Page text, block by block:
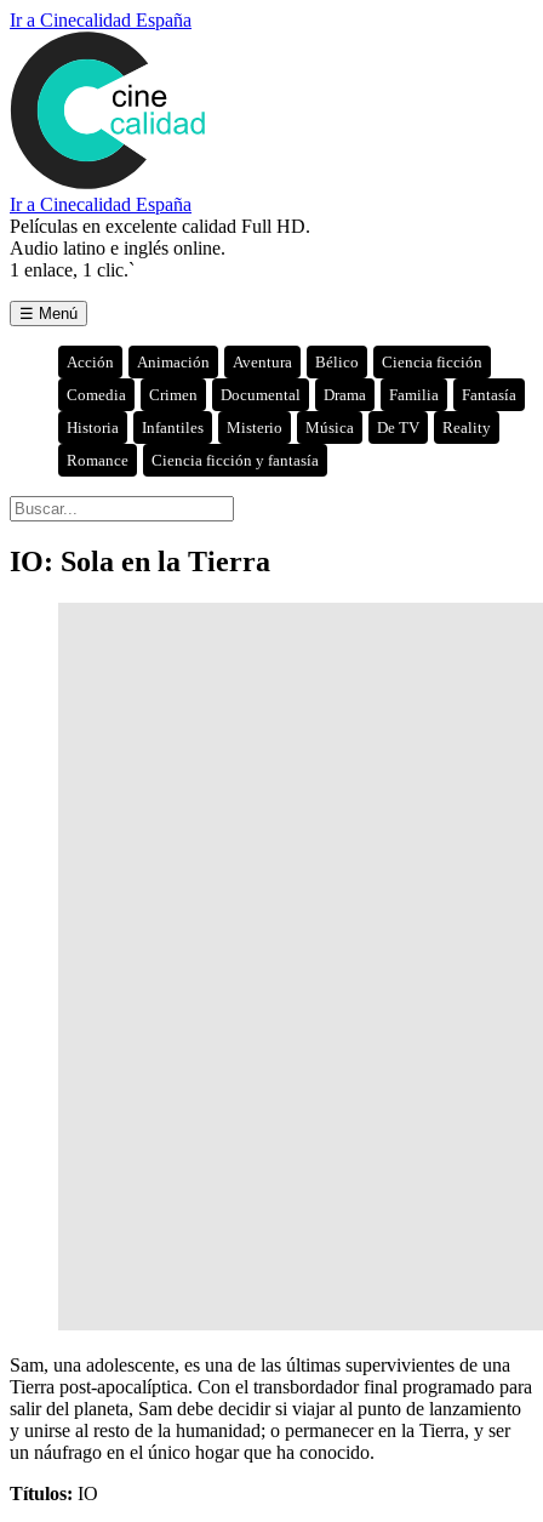
Ir a Cinecalidad España
Ir a Cinecalidad España
Películas en excelente calidad Full HD.
Audio latino e inglés online.
1 enlace, 1 clic.`
☰ Menú
Acción Animación Aventura Bélico
Ciencia ficción
Comedia
Crimen Documental Drama Familia
Fantasía
Historia
Infantiles Misterio Música De TV
Reality
Romance
Ciencia ficción y fantasía
IO: Sola en la Tierra
Sam, una adolescente, es una de las últimas supervivientes de una
Tierra post-apocalíptica. Con el transbordador final programado para
salir del planeta, Sam debe decidir si viajar al punto de lanzamiento
y unirse al resto de la humanidad; o permanecer en la Tierra, y ser
un náufrago en el único hogar que ha conocido.
Títulos: IO